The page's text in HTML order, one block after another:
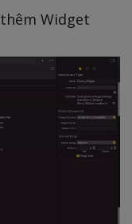
Widget